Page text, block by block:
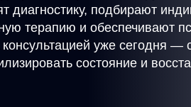
диагностику, подбирают
терапию и обеспечивают
консультацией уже сегодня —
состояние и